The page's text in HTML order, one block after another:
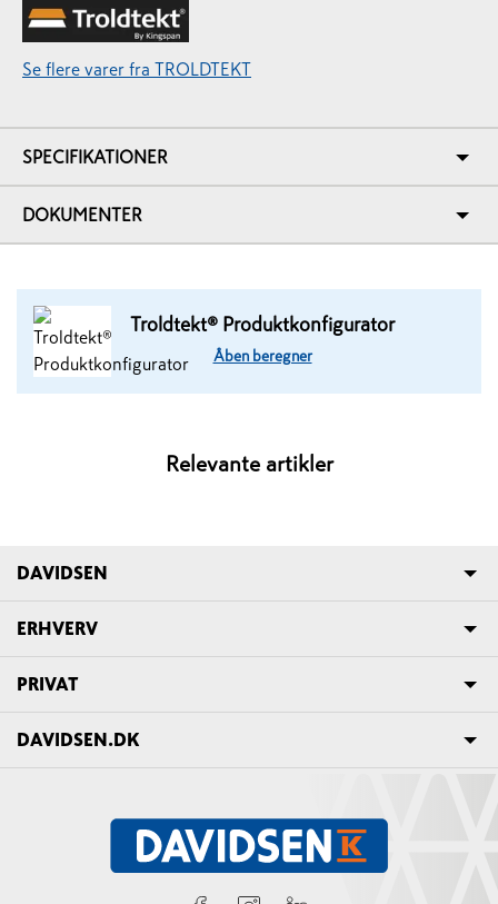
Se flere varer fra TROLDTEKT
SPECIFIKATIONER
DOKUMENTER
Troldtekt® Produktkonfigurator
Åben beregner
Relevante artikler
DAVIDSEN
ERHVERV
PRIVAT
DAVIDSEN.DK